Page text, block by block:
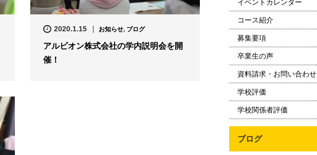
2020.1.15 お知らせ, ブログ
アルビオン株式会社の学内説明会を開
催！
イベントカレンダー
コース紹介
募集要項
卒業生の声
資料請求・お問い合わせ
学校評価
学校関係者評価
ブログ